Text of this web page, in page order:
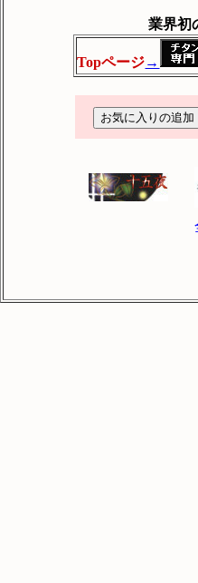
業界初
Topページ→